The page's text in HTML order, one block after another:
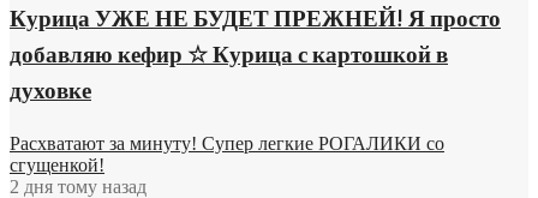
Курица УЖЕ НЕ БУДЕТ ПРЕЖНЕЙ! Я просто
добавляю кефир ☆ Курица с картошкой в
духовке
Расхватают за минуту! Супер легкие РОГАЛИКИ со
сгущенкой!
2 дня тому назад